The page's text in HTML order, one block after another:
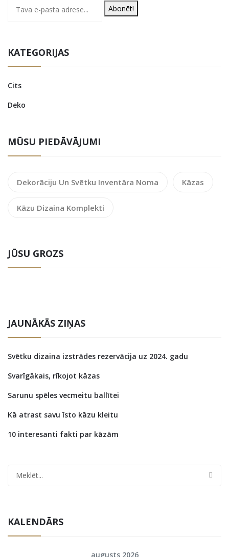
Abonēt!
KATEGORIJAS
Cits
Deko
MŪSU PIEDĀVĀJUMI
Dekorāciju Un Svētku Inventāra Noma Kāzas
Kāzu Dizaina Komplekti
JŪSU GROZS
JAUNĀKĀS ZIŅAS
Svētku dizaina izstrādes rezervācija uz 2024. gadu
Svarīgākais, rīkojot kāzas
Sarunu spēles vecmeitu ballītei
Kā atrast savu īsto kāzu kleitu
10 interesanti fakti par kāzām
KALENDĀRS
augusts 2026